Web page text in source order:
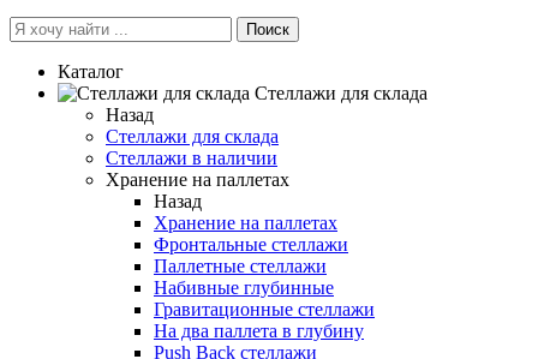
Поиск
Каталог
Cтеллажи для склада
Назад
Cтеллажи для склада
Стеллажи в наличии
Хранение на паллетах
Назад
Хранение на паллетах
Фронтальные стеллажи
Паллетные стеллажи
Набивные глубинные
Гравитационные стеллажи
На два паллета в глубину
Push Back стеллажи